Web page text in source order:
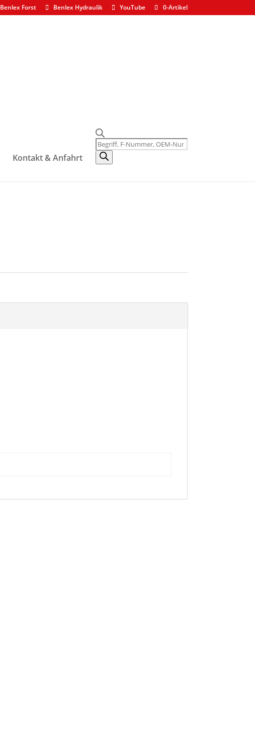
Benlex Forst Benlex Hydraulik YouTube 0-Artikel
Kontakt & Anfahrt
Products
search